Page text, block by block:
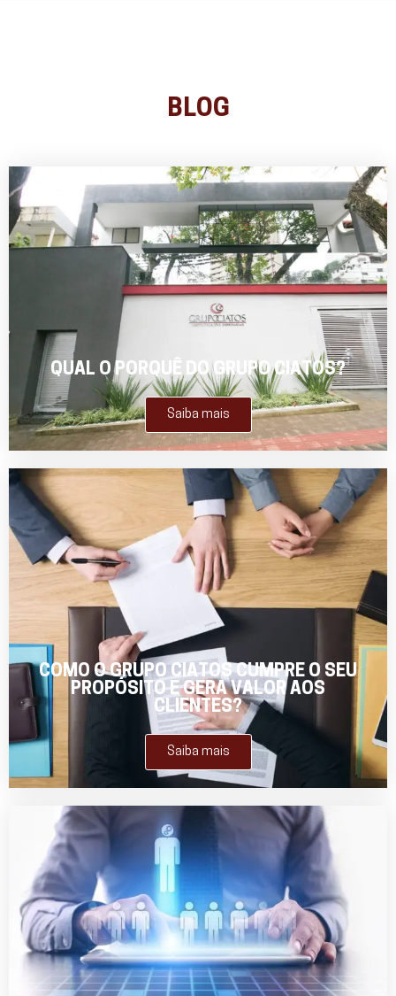
BLOG
QUAL O PORQUÊ DO GRUPO CIATOS?
Saiba mais
COMO O GRUPO CIATOS CUMPRE O SEU
PROPÓSITO E GERA VALOR AOS
CLIENTES?
Saiba mais